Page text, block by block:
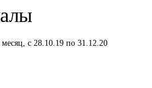
месяц,с 28.10.19 по 31.12.20